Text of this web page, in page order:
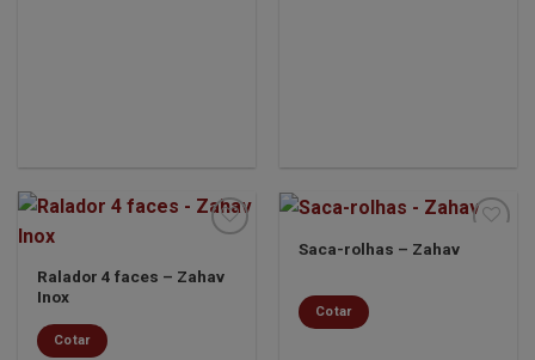
Ralador 4 faces – Zahav
Inox
Cotar
Saca-rolhas – Zahav
Cotar